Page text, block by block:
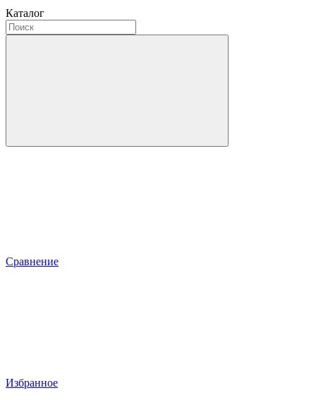
Каталог
Сравнение
Избранное